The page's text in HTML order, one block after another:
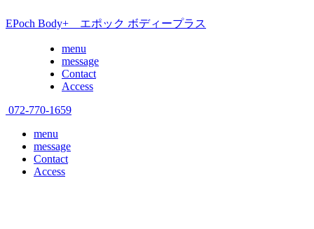
EPoch Body+ エポック ボディープラス
menu
message
Contact
Access
072-770-1659
menu
message
Contact
Access